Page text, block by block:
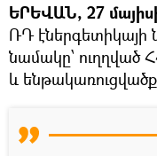
ԵՐԵՎԱՆ, 27
ՌԴ էներգետիկայի
նամակը՝
և